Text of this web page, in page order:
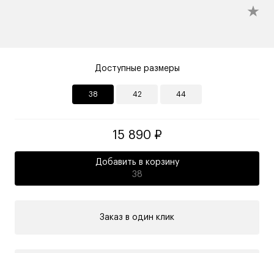
Доступные размеры
38 42 44
15 890 ₽
Добавить в корзину
38
Заказ в один клик